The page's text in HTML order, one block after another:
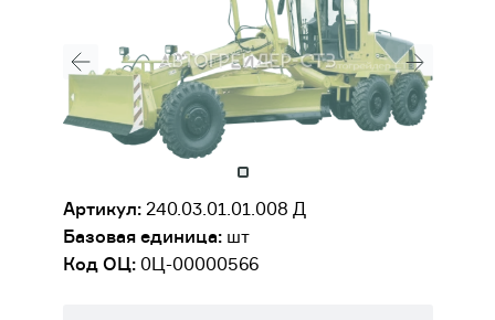
ЭЛЕКТРООБОРУДОВАНИЕ
ГИДРАВЛИКА
МЕХАНИЧЕСКИЕ КОМПЛЕКТУЮЩИЕ
ОБОРУДОВАНИЕ ДЛЯ КАБИН
МАШИНИСТОВ
ДИАГНОСТИКА / РЕМОНТ /ЗАПРАВКА
АЗОТОМ ПГА
АРЕНДА АВТОГРЕЙДЕРА, ДОРОЖНО-
СТРОИТЕЛЬНОЙ ТЕХНИКИ
Артикул:240.03.01.01.008 Д
Базовая единица:шт
Код ОЦ:0Ц-00000566